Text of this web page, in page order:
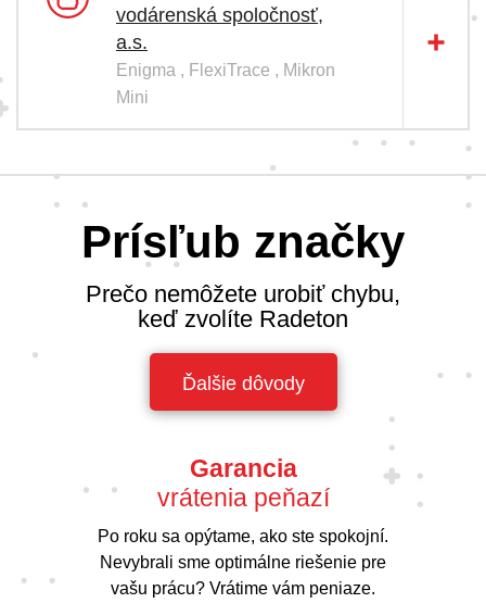
vodárenská spoločnosť,
a.s.
Enigma , FlexiTrace , Mikron
Mini
Prísľub značky
Prečo nemôžete urobiť chybu,
keď zvolíte Radeton
Ďalšie dôvody
Garancia
vrátenia peňazí
Po roku sa opýtame, ako ste spokojní.
Nevybrali sme optimálne riešenie pre
vašu prácu? Vrátime vám peniaze.